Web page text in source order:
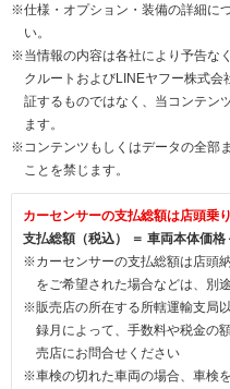
※仕様・オプション・装備の詳細に
い。
※当情報の内容は各社により予告な
クルートおよびLINEヤフー株式
証するものではなく、当コンテン
ます。
※コンテンツもしくはデータの全部
ことを禁じます。
カーセンサーの支払総額は店頭乗
支払総額（税込） ＝ 車両本体価格
※カーセンサーの支払総額は店頭
をご希望された場合などは、別
※販売店の所在する所轄運輸支局
録月によって、手数料や税金の
売店にお問合せください
※車検の切れた車両の場合、車検